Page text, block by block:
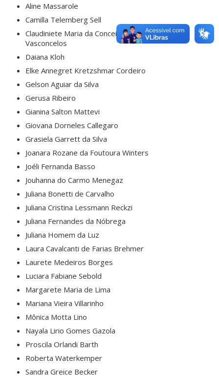
Aline Massarole
Camilla Telemberg Sell
Claudiniete Maria da Conceição Bezerra
Vasconcelos
Daiana Kloh
Elke Annegret Kretzshmar Cordeiro
Gelson Aguiar da Silva
Gerusa Ribeiro
Gianina Salton Mattevi
Giovana Dorneles Callegaro
Grasiela Garrett da Silva
Joanara Rozane da Foutoura Winters
Joéli Fernanda Basso
Jouhanna do Carmo Menegaz
Juliana Bonetti de Carvalho
Juliana Cristina Lessmann Reckzi
Juliana Fernandes da Nóbrega
Juliana Homem da Luz
Laura Cavalcanti de Farias Brehmer
Laurete Medeiros Borges
Luciara Fabiane Sebold
Margarete Maria de Lima
Mariana Vieira Villarinho
Mônica Motta Lino
Nayala Lirio Gomes Gazola
Proscila Orlandi Barth
Roberta Waterkemper
Sandra Greice Becker